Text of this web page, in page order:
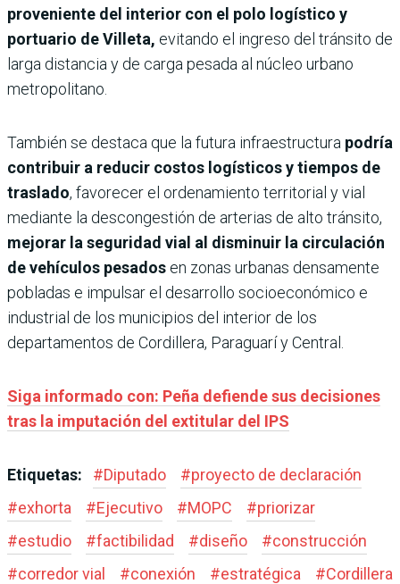
proveniente del interior con el polo logístico y
portuario de Villeta, evitando el ingreso del tránsito de
larga distancia y de carga pesada al núcleo urbano
metropolitano.
También se destaca que la futura infraestructura podría
contribuir a reducir costos logísticos y tiempos de
traslado, favorecer el ordenamiento territorial y vial
mediante la descongestión de arterias de alto tránsito,
mejorar la seguridad vial al disminuir la circulación
de vehículos pesados en zonas urbanas densamente
pobladas e impulsar el desarrollo socioeconómico e
industrial de los municipios del interior de los
departamentos de Cordillera, Paraguarí y Central.
Siga informado con: Peña defiende sus decisiones
tras la imputación del extitular del IPS
Etiquetas: #Diputado #proyecto de declaración
#exhorta #Ejecutivo #MOPC #priorizar
#estudio #factibilidad #diseño #construcción
#corredor vial #conexión #estratégica #Cordillera